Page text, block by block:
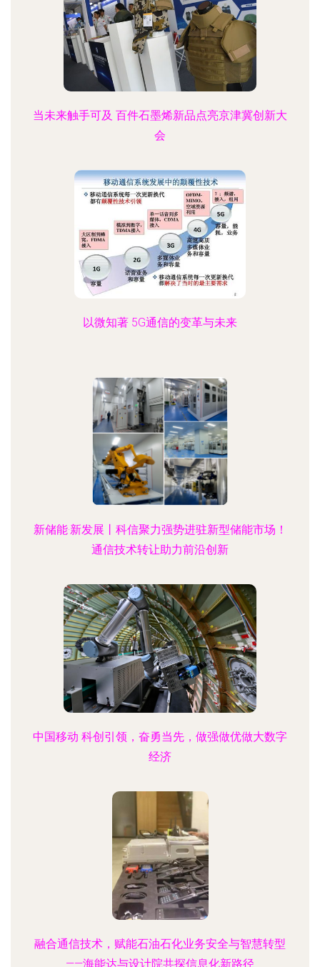
当未来触手可及 百件石墨烯新品点亮京津冀创新大
会
以微知著 5G通信的变革与未来
新储能·新发展丨科信聚力强势进驻新型储能市场！
通信技术转让助力前沿创新
中国移动 科创引领，奋勇当先，做强做优做大数字
经济
融合通信技术，赋能石油石化业务安全与智慧转型
——海能达与设计院共探信息化新路径